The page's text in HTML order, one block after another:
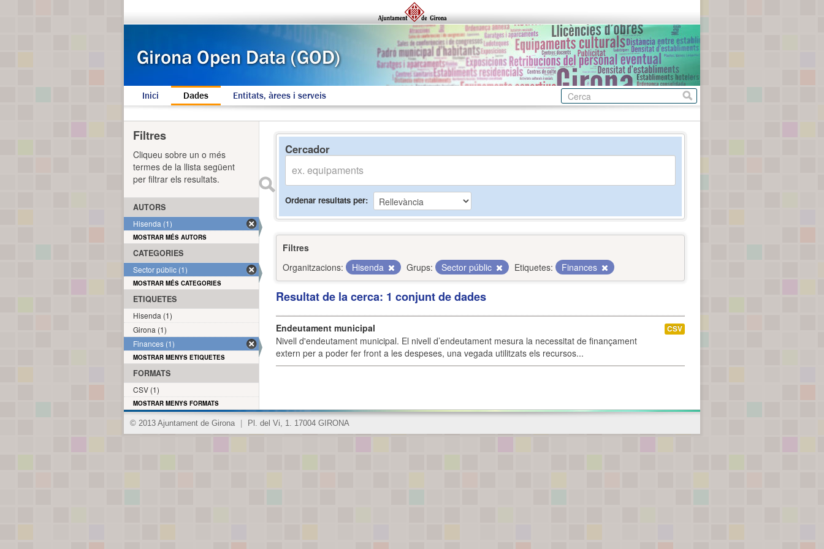
Inici Dades Entitats, àrees i serveis
Cercador
Ordenar resultats per
Filtres
Organitzacions:
Hisenda Grups: Sector públic Etiquetes: Finances
Resultat de la cerca: 1 conjunt de dades
Endeutament municipal
Nivell d'endeutament municipal. El nivell d’endeutament mesura la necessitat de finançament
extern per a poder fer front a les despeses, una vegada utilitzats els recursos...
CSV
Filtres
Cliqueu sobre un o més
termes de la llista següent
per filtrar els resultats.
AUTORS
Hisenda (1)
MOSTRAR MÉS AUTORS
CATEGORIES
Sector públic (1)
MOSTRAR MÉS CATEGORIES
ETIQUETES
Hisenda (1)
Girona (1)
Finances (1)
MOSTRAR MENYS ETIQUETES
FORMATS
CSV (1)
MOSTRAR MENYS FORMATS
© 2013 Ajuntament de Girona Pl. del Vi, 1. 17004 GIRONA